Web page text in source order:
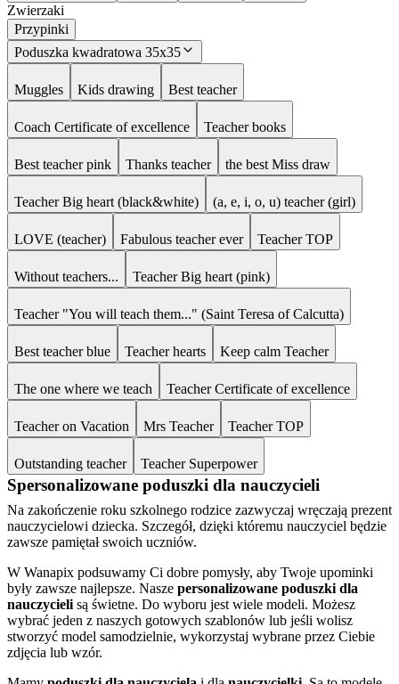
Zwierzaki
Przypinki
Poduszka kwadratowa 35x35
Muggles Kids drawing Best teacher
Coach Certificate of excellence Teacher books
Best teacher pink Thanks teacher the best Miss draw
Teacher Big heart (black&white) (a, e, i, o, u) teacher (girl)
LOVE (teacher) Fabulous teacher ever Teacher TOP
Without teachers... Teacher Big heart (pink)
Teacher "You will teach them..." (Saint Teresa of Calcutta)
Best teacher blue Teacher hearts Keep calm Teacher
The one where we teach Teacher Certificate of excellence
Teacher on Vacation Mrs Teacher Teacher TOP
Outstanding teacher Teacher Superpower
Spersonalizowane poduszki dla nauczycieli
Na zakończenie roku szkolnego rodzice zazwyczaj wręczają prezent
nauczycielowi dziecka. Szczegół, dzięki któremu nauczyciel będzie
zawsze pamiętał swoich uczniów.
W Wanapix podsuwamy Ci dobre pomysły, aby Twoje upominki
były zawsze najlepsze. Nasze personalizowane poduszki dla
nauczycieli są świetne. Do wyboru jest wiele modeli. Możesz
wybrać jeden z naszych gotowych szablonów lub jeśli wolisz
stworzyć model samodzielnie, wykorzystaj wybrane przez Ciebie
zdjęcia lub wzór.